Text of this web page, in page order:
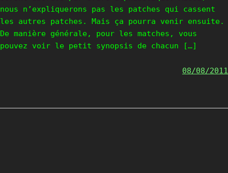
nous n’expliquerons pas les patches qui cassent
les autres patches. Mais ça pourra venir ensuite.
De manière générale, pour les matches, vous
pouvez voir le petit synopsis de chacun […]
08/08/2011